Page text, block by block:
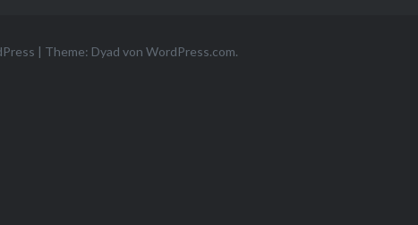
| Theme: Dyad von WordPress.com.